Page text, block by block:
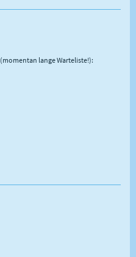
(momentan lange Warteliste!):